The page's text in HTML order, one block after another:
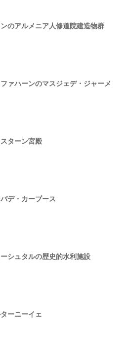
のアルメニア人修道院建造物群
ァハーンのマスジェデ・ジャーメ
ターン宮殿
デ・カーブース
シュタルの歴史的水利施設
ーニーイェ